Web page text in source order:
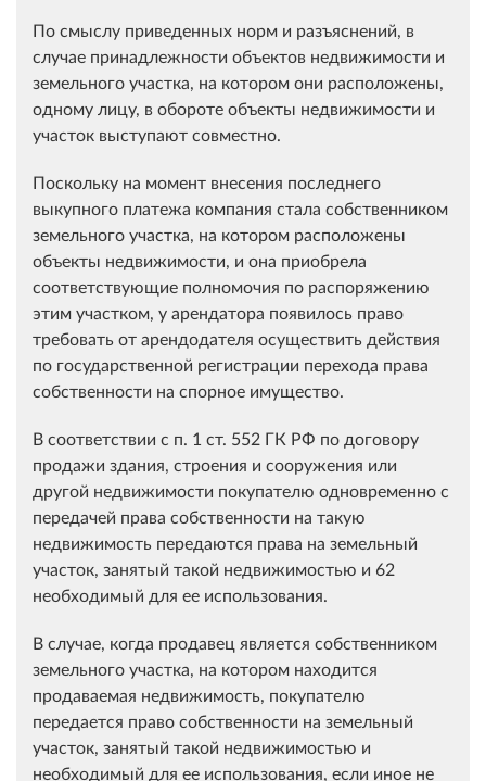
По смыслу приведенных норм и разъяснений, в
случае принадлежности объектов недвижимости и
земельного участка, на котором они расположены,
одному лицу, в обороте объекты недвижимости и
участок выступают совместно.
Поскольку на момент внесения последнего
выкупного платежа компания стала собственником
земельного участка, на котором расположены
объекты недвижимости, и она приобрела
соответствующие полномочия по распоряжению
этим участком, у арендатора появилось право
требовать от арендодателя осуществить действия
по государственной регистрации перехода права
собственности на спорное имущество.
В соответствии с п. 1 ст. 552 ГК РФ по договору
продажи здания, строения и сооружения или
другой недвижимости покупателю одновременно с
передачей права собственности на такую
недвижимость передаются права на земельный
участок, занятый такой недвижимостью и 62
необходимый для ее использования.
В случае, когда продавец является собственником
земельного участка, на котором находится
продаваемая недвижимость, покупателю
передается право собственности на земельный
участок, занятый такой недвижимостью и
необходимый для ее использования, если иное не